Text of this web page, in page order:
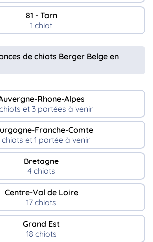
81 - Tarn
1 chiot
de chiots Berger Belge en
Rhone-Alpes
et 3 portées à venir
Franche-Comte
chiots et 1 portée à venir
Bretagne
4 chiots
Centre-Val de Loire
17 chiots
Grand Est
18 chiots